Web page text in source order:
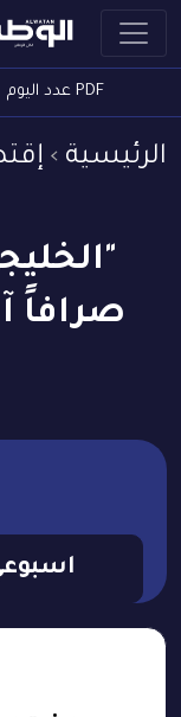
PDF عدد اليوم
الرئيسية
صرافاً